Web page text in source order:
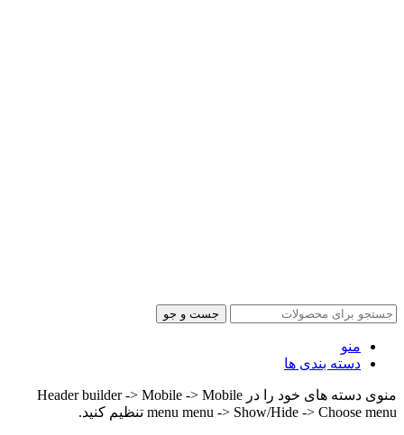
جست و جو
منو
دسته بندی ها
منوی دسته های خود را در Header builder -> Mobile -> Mobile
menu menu -> Show/Hide -> Choose menu تنظیم کنید.